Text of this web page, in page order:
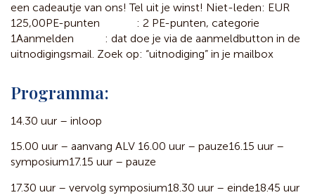
een cadeautje van ons! Tel uit je winst! Niet-leden: EUR
125,00PE-punten : 2 PE-punten, categorie
1Aanmelden : dat doe je via de aanmeldbutton in de
uitnodigingsmail. Zoek op: “uitnodiging” in je mailbox
Programma:
14.30 uur – inloop
15.00 uur – aanvang ALV 16.00 uur – pauze16.15 uur –
symposium17.15 uur – pauze
17.30 uur – vervolg symposium18.30 uur – einde18.45 uur